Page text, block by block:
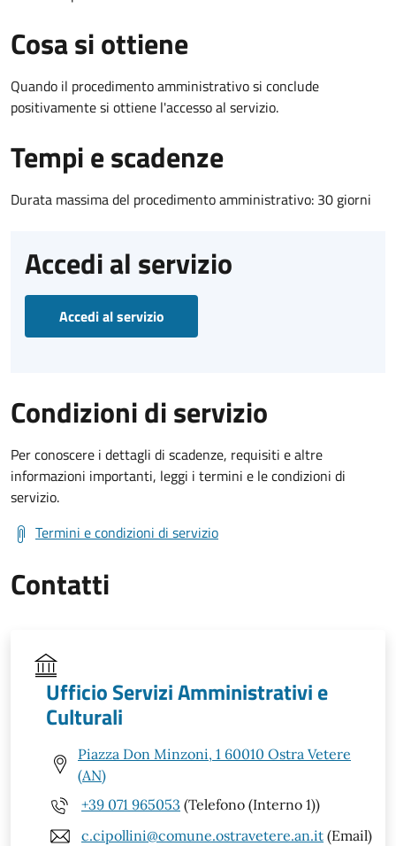
Cosa si ottiene
Quando il procedimento amministrativo si conclude
positivamente si ottiene l'accesso al servizio.
Tempi e scadenze
Durata massima del procedimento amministrativo: 30 giorni
Accedi al servizio
Accedi al servizio
Condizioni di servizio
Per conoscere i dettagli di scadenze, requisiti e altre
informazioni importanti, leggi i termini e le condizioni di
servizio.
Termini e condizioni di servizio
Contatti
Ufficio Servizi Amministrativi e
Culturali
Piazza Don Minzoni, 1 60010 Ostra Vetere
(AN)
+39 071 965053 (Telefono (Interno 1))
c.cipollini@comune.ostravetere.an.it (Email)